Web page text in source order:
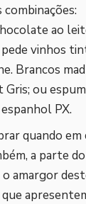
ao
vinhos
Brancos
ou
PX.
quando
a parte do
amargor